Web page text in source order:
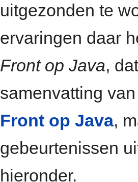
uitgezonden te
ervaringen daar
Front op Java,
samenvatting
Front op Java,
gebeurtenissen
hieronder.